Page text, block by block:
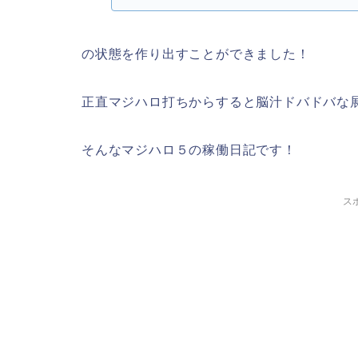
の状態を作り出すことができました！
正直マジハロ打ちからすると脳汁ドバドバな
そんなマジハロ５の稼働日記です！
ス